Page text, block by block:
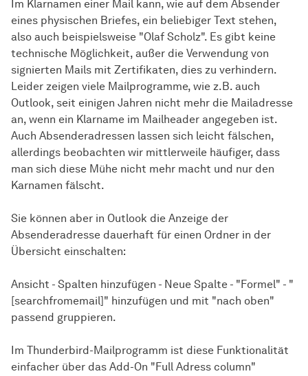
Im Klarnamen einer Mail kann, wie auf dem Absender
eines physischen Briefes, ein beliebiger Text stehen,
also auch beispielsweise "Olaf Scholz". Es gibt keine
technische Möglichkeit, außer die Verwendung von
signierten Mails mit Zertifikaten, dies zu verhindern.
Leider zeigen viele Mailprogramme, wie z.B. auch
Outlook, seit einigen Jahren nicht mehr die Mailadresse
an, wenn ein Klarname im Mailheader angegeben ist.
Auch Absenderadressen lassen sich leicht fälschen,
allerdings beobachten wir mittlerweile häufiger, dass
man sich diese Mühe nicht mehr macht und nur den
Karnamen fälscht.
Sie können aber in Outlook die Anzeige der
Absenderadresse dauerhaft für einen Ordner in der
Übersicht einschalten:
Ansicht - Spalten hinzufügen - Neue Spalte - "Formel" - "
[searchfromemail]" hinzufügen und mit "nach oben"
passend gruppieren.
Im Thunderbird-Mailprogramm ist diese Funktionalität
einfacher über das Add-On "Full Adress column"